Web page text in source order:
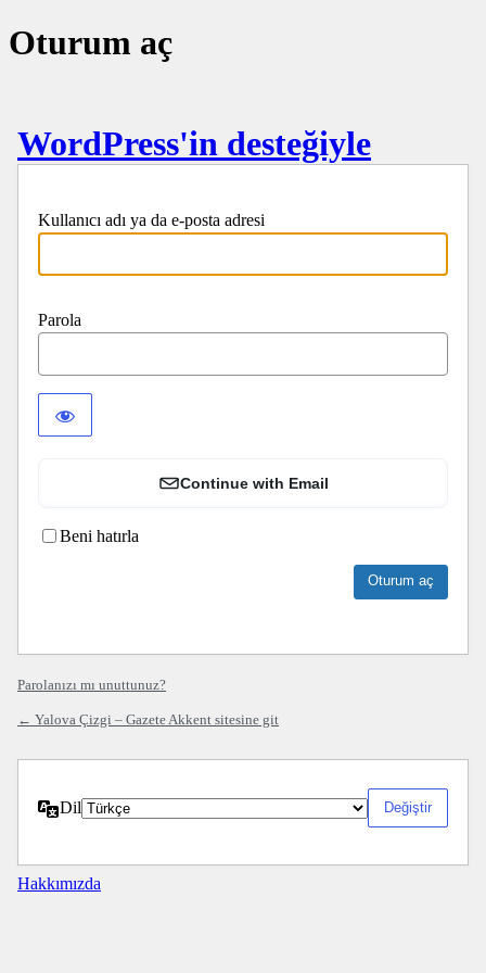
Oturum aç
WordPress'in desteğiyle
Kullanıcı adı ya da e-posta adresi
Parola
Continue with Email
Beni hatırla
Parolanızı mı unuttunuz?
← Yalova Çizgi – Gazete Akkent sitesine git
Dil
Hakkımızda